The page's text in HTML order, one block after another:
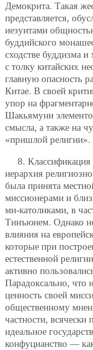
Демокрита. Такая
представляется,
иезуитами
буддийского
сходстве буддизма и
с толку китайских
главную опасность
Китае. В своей
упор на
Шакьямуни
смысла, а также на
«пришлой религии».
8.
иерархия
была принята
миссионерами и
ми-католиками, в
Тинъюнем. Однако
влияния на
которые при
естественной
активно
Парадоксально, что
ценность своей
общественному
частности,
идеальное
конфуцианство —